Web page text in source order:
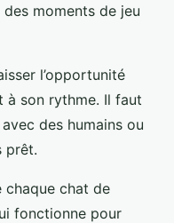
moments de jeu
l’opportunité
à son rythme. Il faut
des humains ou
prêt.
chaque chat de
fonctionne pour